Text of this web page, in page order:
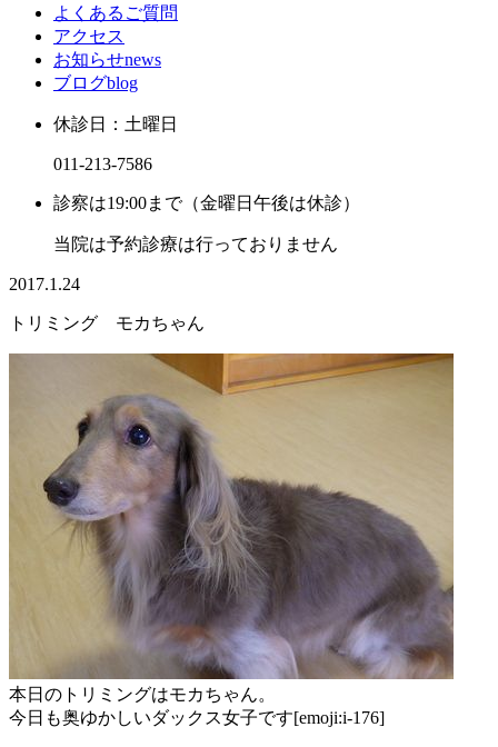
よくあるご質問
アクセス
お知らせnews
ブログblog
休診日：土曜日
011-213-7586
診察は19:00まで（金曜日午後は休診）
当院は予約診療は行っておりません
2017.1.24
トリミング モカちゃん
本日のトリミングはモカちゃん。
今日も奥ゆかしいダックス女子です[emoji:i-176]